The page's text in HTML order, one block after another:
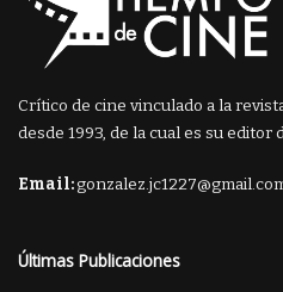
Crítico de cine vinculado a la
desde 1993, de la cual es su editor
Email:
Últimas Publicaciones